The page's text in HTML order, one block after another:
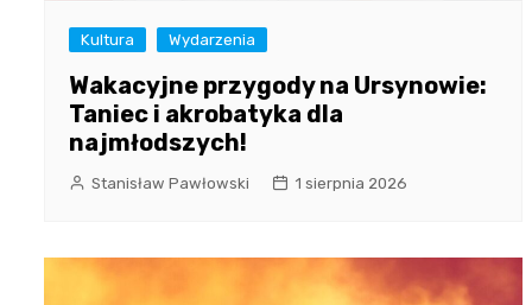
Kultura Wydarzenia
Wakacyjne przygody na Ursynowie:
Taniec i akrobatyka dla
najmłodszych!
Stanisław Pawłowski 1 sierpnia 2026